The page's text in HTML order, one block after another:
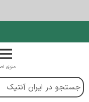
منوی